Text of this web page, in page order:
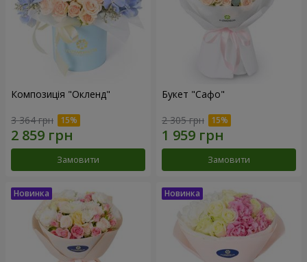
Композиція "Окленд"
3 364 грн
Замовити
Букет "Сафо"
2 305 грн
Замовити